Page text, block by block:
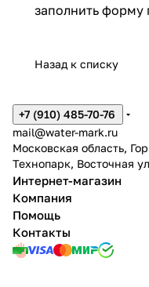
заполнить форму
Назад к списку
+7 (910) 485-70-76
mail@water-mark.ru
Московская область,
Технопарк, Восточная
Интернет-магазин
Компания
Помощь
Контакты